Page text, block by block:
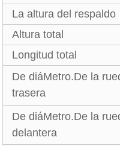
La altura del respaldo
Altura total
Longitud total
De diáMetro.De la
trasera
De diáMetro.De la
delantera